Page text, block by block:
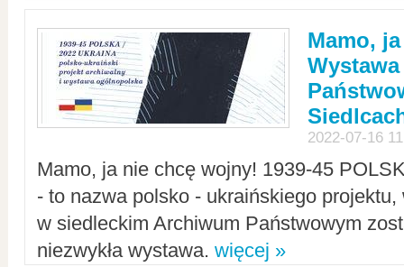
Mamo,
2022-07-16
Mamo, ja nie chcę wojny! 1939-45
- to nazwa polsko - ukraińskiego
w siedleckim Archiwum Państwowym
niezwykła wystawa. więcej »